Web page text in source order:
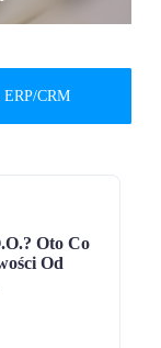
ERP/CRM
Oto Co
Od